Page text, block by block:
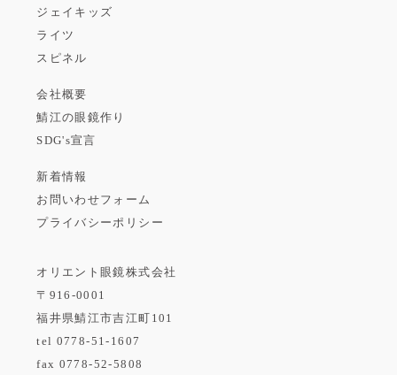
ジェイキッズ
ライツ
スピネル
会社概要
鯖江の眼鏡作り
SDG's宣言
新着情報
お問いわせフォーム
プライバシーポリシー
オリエント眼鏡株式会社
〒916-0001
福井県鯖江市吉江町101
tel 0778-51-1607
fax 0778-52-5808